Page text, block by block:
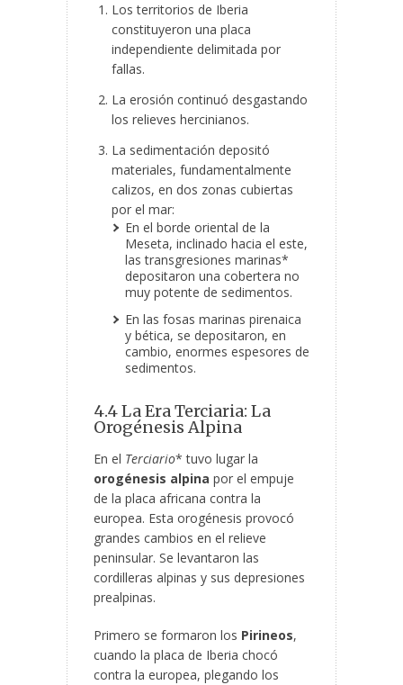
Los territorios de Iberia
constituyeron una placa
independiente delimitada por
fallas.
La erosión continuó desgastando
los relieves hercinianos.
La sedimentación depositó
materiales, fundamentalmente
calizos, en dos zonas cubiertas
por el mar:
En el borde oriental de la
Meseta, inclinado hacia el este,
las transgresiones marinas*
depositaron una cobertera no
muy potente de sedimentos.
En las fosas marinas pirenaica
y bética, se depositaron, en
cambio, enormes espesores de
sedimentos.
4.4 La Era Terciaria: La
Orogénesis Alpina
En el Terciario* tuvo lugar la
orogénesis alpina por el empuje
de la placa africana contra la
europea. Esta orogénesis provocó
grandes cambios en el relieve
peninsular. Se levantaron las
cordilleras alpinas y sus depresiones
prealpinas.
Primero se formaron los Pirineos,
cuando la placa de Iberia chocó
contra la europea, plegando los